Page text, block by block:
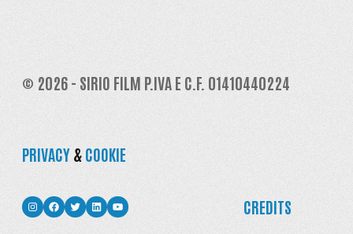
© 2026 - SIRIO FILM P.IVA E C.F. 01410440224
PRIVACY&COOKIE
INSTAGRAM
FACEBOOK
TWITTER
LINKEDIN
YOUTUBE CREDITS